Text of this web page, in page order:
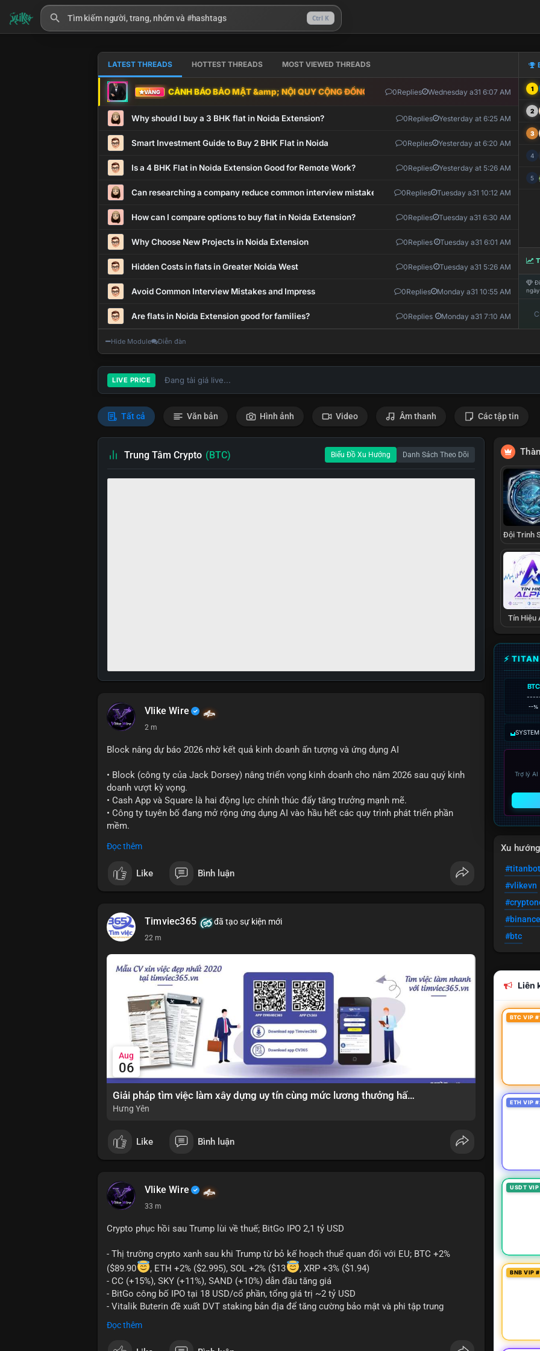
Ctrl K
LATEST THREADS HOTTEST THREADS MOST VIEWED THREADS
VÀNG CẢNH BÁO BẢO MẬT &amp; NỘI QUY CỘNG ĐỒNG VLIKE.VN: HỆ THỐNG GIÁM SÁT TỰ
0Replies Wednesday a31 6:07 AM
Why should I buy a 3 BHK flat in Noida Extension? 0Replies Yesterday at 6:25 AM
Smart Investment Guide to Buy 2 BHK Flat in Noida 0Replies Yesterday at 6:20 AM
Is a 4 BHK Flat in Noida Extension Good for Remote Work? 0Replies Yesterday at 5:26 AM
Can researching a company reduce common interview mistakes? 0Replies Tuesday a31 10:12 AM
How can I compare options to buy flat in Noida Extension? 0Replies Tuesday a31 6:30 AM
Why Choose New Projects in Noida Extension 0Replies Tuesday a31 6:01 AM
Hidden Costs in flats in Greater Noida West 0Replies Tuesday a31 5:26 AM
Avoid Common Interview Mistakes and Impress 0Replies Monday a31 10:55 AM
Are flats in Noida Extension good for families? 0Replies Monday a31 7:10 AM
1
2
3
4
5
Hide Module Diễn đàn
LIVE PRICE Đang tải giá live...
Tất cả Văn bản Hình ảnh Video Âm thanh Các tập tin
Trung Tâm Crypto (BTC) Biểu Đồ Xu Hướng Danh Sách Theo Dõi
Vlike Wire
2 m
Block nâng dự báo 2026 nhờ kết quả kinh doanh ấn tượng và ứng dụng AI
• Block (công ty của Jack Dorsey) nâng triển vọng kinh doanh cho năm 2026 sau quý kinh
doanh vượt kỳ vọng.
• Cash App và Square là hai động lực chính thúc đẩy tăng trưởng mạnh mẽ.
• Công ty tuyên bố đang mở rộng ứng dụng AI vào hầu hết các quy trình phát triển phần
mềm.
#block #ai
$btc $eth
📰 Nguồn: Cointelegraph
Đọc thêm
Like Bình luận
Timviec365 đã tạo sự kiện mới
22 m
Aug
06
Giải pháp tìm việc làm xây dựng uy tín cùng mức lương thưởng hấp dẫn ?️
Hưng Yên
Like Bình luận
Vlike Wire
33 m
Crypto phục hồi sau Trump lùi về thuế; BitGo IPO 2,1 tỷ USD
- Thị trường crypto xanh sau khi Trump từ bỏ kế hoạch thuế quan đối với EU; BTC +2%
($89.90
, ETH +2% ($2.995), SOL +2% ($13
, XRP +3% ($1.94)
- CC (+15%), SKY (+11%), SAND (+10%) dẫn đầu tăng giá
- BitGo công bố IPO tại 18 USD/cổ phần, tổng giá trị ~2 tỷ USD
- Vitalik Buterin đề xuất DVT staking bản địa để tăng cường bảo mật và phi tập trung
Ethereum
- Hong Kong phát hành giấy phép stablecoin mới với yêu cầu tuân thủ nghiêm ngặt
- Nga xác định crypto là tài sản hợp pháp, tạo tiền lệ pháp lý
Đọc thêm
Tín Hiệu
⚡
BTC
--%
Trợ lý
Xu
#titanbot
#vlikevn
#btc
Liên
BTC VIP
ETH VIP
USDT
BNB VIP